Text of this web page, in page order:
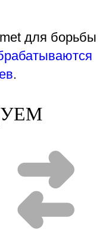
для борьбы
.